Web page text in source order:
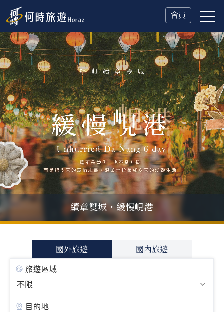
會員
父親節．限時特別企劃 一人旅行Solo Travel
山海雙享・北海道
冬日慢旅・奧捷德
續章雙城・緩慢峴港
國外旅遊 國內旅遊
旅遊區域
目的地